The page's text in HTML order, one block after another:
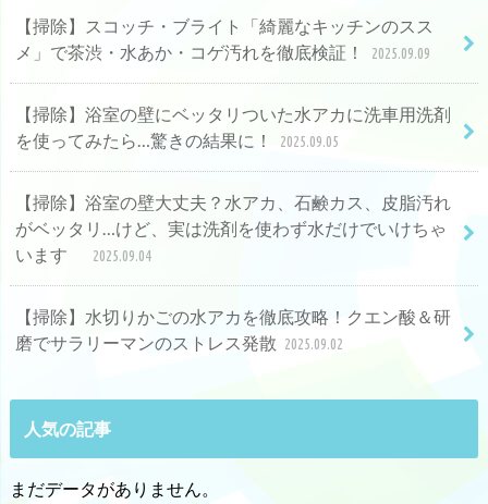
【掃除】スコッチ・ブライト「綺麗なキッチンのスス
メ」で茶渋・水あか・コゲ汚れを徹底検証！
2025.09.09
【掃除】浴室の壁にベッタリついた水アカに洗車用洗剤
を使ってみたら…驚きの結果に！
2025.09.05
【掃除】浴室の壁大丈夫？水アカ、石鹸カス、皮脂汚れ
がベッタリ…けど、実は洗剤を使わず水だけでいけちゃ
います
2025.09.04
【掃除】水切りかごの水アカを徹底攻略！クエン酸＆研
磨でサラリーマンのストレス発散 2025.09.02
人気の記事
まだデータがありません。